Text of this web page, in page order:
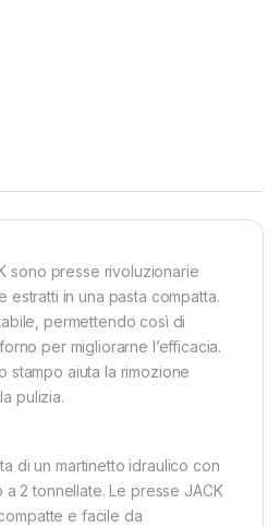
sono presse rivoluzionarie
estratti in una pasta compatta.
permettendo così di
per migliorarne l’efficacia.
stampo aiuta la rimozione
pulizia.
di un martinetto idraulico con
2 tonnellate. Le presse JACK
e facile da